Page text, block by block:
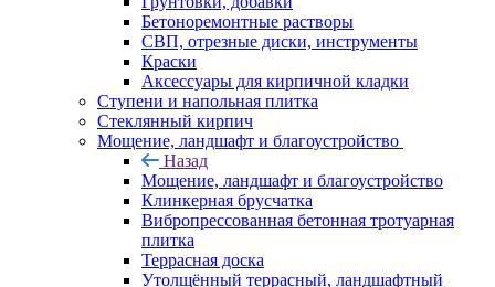
Бетоноремонтные растворы
СВП, отрезные диски, инструменты
Краски
Аксессуары для кирпичной кладки
Ступени и напольная плитка
Cтеклянный кирпич
Мощение, ландшафт и благоустройство
Назад
Мощение, ландшафт и благоустройство
Клинкерная брусчатка
Вибропрессованная бетонная тротуарная
плитка
Террасная доска
Утолщённый террасный, ландшафтный